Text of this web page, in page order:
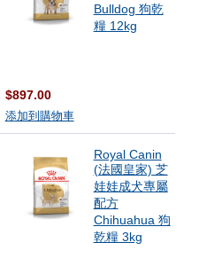
Bulldog 狗乾
糧 12kg
$897.00
添加到購物車
Royal Canin
(法國皇家) 芝
娃娃成犬專屬
配方
Chihuahua 狗
乾糧 3kg